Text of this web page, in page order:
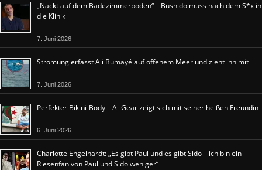
„Nackt auf dem Badezimmerboden“ – Bushido muss nach dem S*x in
die Klinik
7. Juni 2026
Strömung erfasst Ali Bumayé auf offenem Meer und zieht ihn mit
7. Juni 2026
Perfekter Bikini-Body – Al-Gear zeigt sich mit seiner heißen Freundin
6. Juni 2026
Charlotte Engelhardt: „Es gibt Paul und es gibt Sido – ich bin ein
Riesenfan von Paul und Sido weniger“